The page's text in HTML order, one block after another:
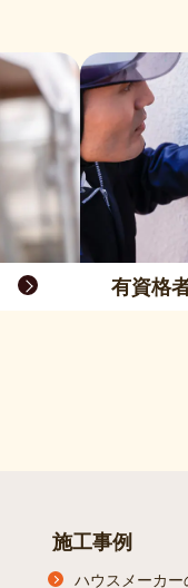
有資格
施工事例
ハウスメーカー